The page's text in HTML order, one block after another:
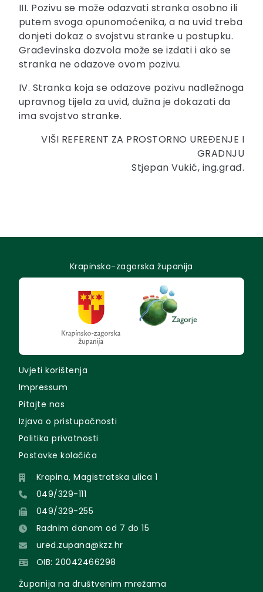
III. Pozivu se može odazvati stranka osobno ili
putem svoga opunomoćenika, a na uvid treba
donjeti dokaz o svojstvu stranke u postupku.
Građevinska dozvola može se izdati i ako se
stranka ne odazove ovom pozivu.
IV. Stranka koja se odazove pozivu nadležnoga
upravnog tijela za uvid, dužna je dokazati da
ima svojstvo stranke.
VIŠI REFERENT ZA PROSTORNO UREĐENJE I
GRADNJU
Stjepan Vukić, ing.građ.
Krapinsko-zagorska županija
Uvjeti korištenja
Impressum
Pitajte nas
Izjava o pristupačnosti
Politika privatnosti
Postavke kolačića
Krapina, Magistratska ulica 1
049/329-111
049/329-255
Radnim danom od 7 do 15
ured.zupana@kzz.hr
OIB: 20042466298
Županija na društvenim mrežama